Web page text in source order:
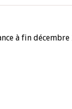
à fin décembre